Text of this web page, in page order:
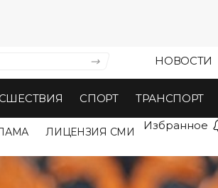
НОВОСТИ
СПОРТ ТРАНСПОРТ
ЛИЦЕНЗИЯ СМИ Избранное